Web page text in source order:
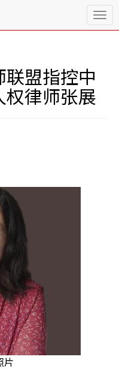
T
o
盟指控中
律师张展
片